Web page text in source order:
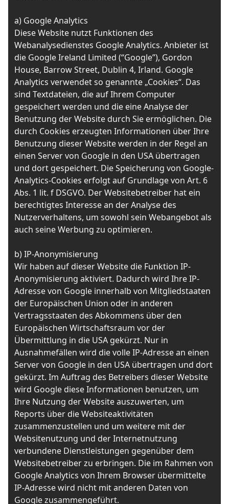
a) Google Analytics
Diese Website nutzt Funktionen des
Webanalysedienstes Google Analytics. Anbieter ist
die Google Ireland Limited (“Google”), Gordon
House, Barrow Street, Dublin 4, Irland. Google
Analytics verwendet so genannte „Cookies“. Das
sind Textdateien, die auf Ihrem Computer
gespeichert werden und die eine Analyse der
Benutzung der Website durch Sie ermöglichen. Die
durch Cookies erzeugten Informationen über Ihre
Benutzung dieser Website werden in der Regel an
einen Server von Google in den USA übertragen
und dort gespeichert. Die Speicherung von Google-
Analytics-Cookies erfolgt auf Grundlage von Art. 6
Abs. 1 lit. f DSGVO. Der Websitebetreiber hat ein
berechtigtes Interesse an der Analyse des
Nutzerverhaltens, um sowohl sein Webangebot als
auch seine Werbung zu optimieren.
b) IP-Anonymisierung
Wir haben auf dieser Website die Funktion IP-
Anonymisierung aktiviert. Dadurch wird Ihre IP-
Adresse von Google innerhalb von Mitgliedstaaten
der Europäischen Union oder in anderen
Vertragsstaaten des Abkommens über den
Europäischen Wirtschaftsraum vor der
Übermittlung in die USA gekürzt. Nur in
Ausnahmefällen wird die volle IP-Adresse an einen
Server von Google in den USA übertragen und dort
gekürzt. Im Auftrag des Betreibers dieser Website
wird Google diese Informationen benutzen, um
Ihre Nutzung der Website auszuwerten, um
Reports über die Websiteaktivitäten
zusammenzustellen und um weitere mit der
Websitenutzung und der Internetnutzung
verbundene Dienstleistungen gegenüber dem
Websitebetreiber zu erbringen. Die im Rahmen von
Google Analytics von Ihrem Browser übermittelte
IP-Adresse wird nicht mit anderen Daten von
Google zusammengeführt.